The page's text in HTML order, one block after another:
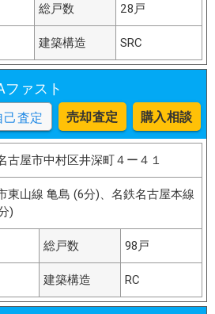
総戸数 28戸
建築構造 SRC
ファスト
査定 売却査定 購入相談
古屋市中村区井深町４ー４１
東山線 亀島 (6分)、名鉄名古屋本線
)
総戸数 98戸
建築構造 RC